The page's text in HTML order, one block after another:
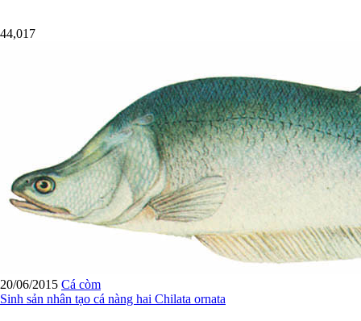
44,017
20/06/2015 Cá còm
Sinh sản nhân tạo cá nàng hai Chilata ornata